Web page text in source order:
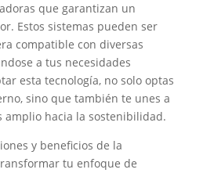
que garantizan un
Estos sistemas pueden ser
compatible con diversas
a tus necesidades
esta tecnología, no solo optas
sino que también te unes a
amplio hacia la sostenibilidad.
y beneficios de la
tu enfoque de